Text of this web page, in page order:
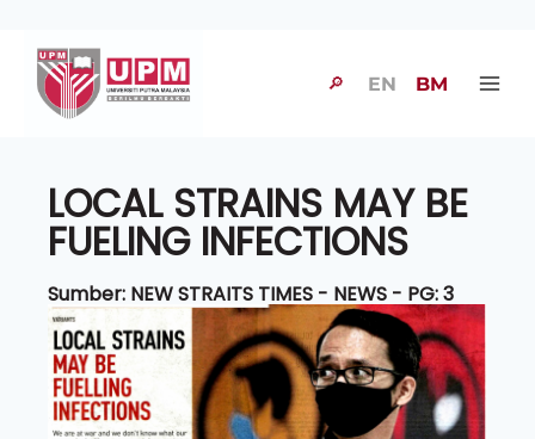
🔎 EN BM
LOCAL STRAINS MAY BE
FUELING INFECTIONS
Sumber: NEW STRAITS TIMES - NEWS - PG: 3